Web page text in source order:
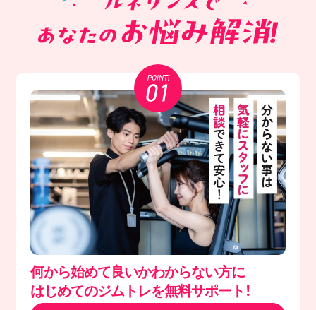
何から始めて良いかわからない方に
はじめてのジムトレを無料サポート！